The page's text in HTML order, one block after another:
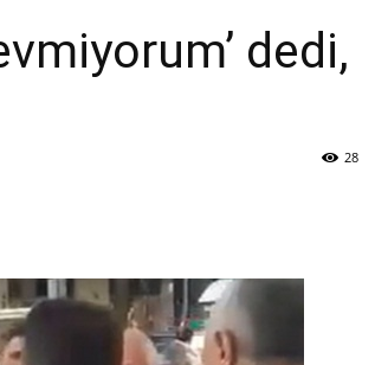
dedi,
28